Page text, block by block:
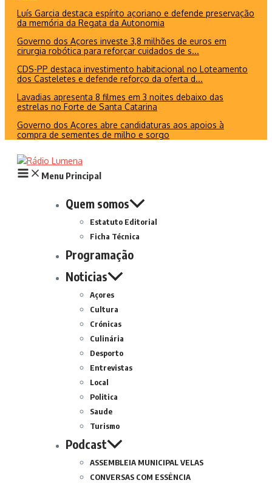
Luís Garcia destaca espírito açoriano e defende preservação
da memória da Regata da Autonomia
Governo dos Açores investe 3,8 milhões de euros em
cirurgia robótica para reforçar cuidados de s...
CDS-PP destaca investimento habitacional no Loteamento
dos Casteletes e defende reforço da oferta d...
Lavadias apresenta 8 filmes em 3 noites debaixo das
estrelas no Forte de Santa Catarina
Governo dos Açores abre candidaturas aos apoios à
compra de sementes de milho e sorgo
Menu Principal
Quem somos
Estatuto Editorial
Ficha Técnica
Programação
Noticias
Açores
Cultura
Crónicas
Culinária
Desporto
Entrevistas
Local
Politica
Saude
Turismo
Podcast
ASSEMBLEIA MUNICIPAL VELAS
CONVERSAS COM ESSÊNCIA